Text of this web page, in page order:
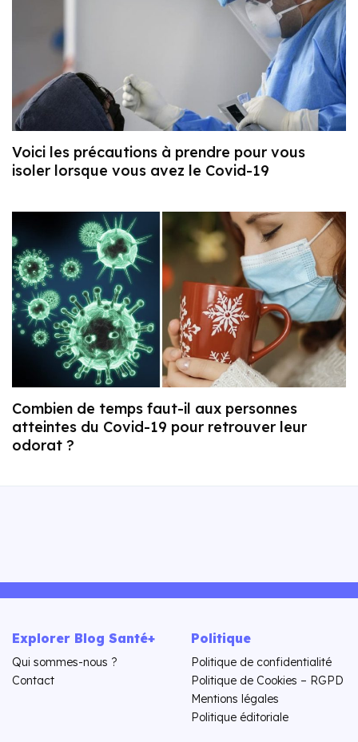
Voici les précautions à prendre pour vous
isoler lorsque vous avez le Covid-19
Combien de temps faut-il aux personnes
atteintes du Covid-19 pour retrouver leur
odorat ?
Explorer Blog Santé+
Qui sommes-nous ?
Contact
Politique
Politique de confidentialité
Politique de Cookies – RGPD
Mentions légales
Politique éditoriale